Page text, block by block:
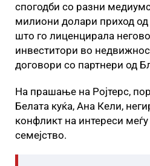
спогодби со разни
милиони долари приход од
што го лиценцирала
инвеститори во
договори со партнери од
На прашање на Ројтерс,
Белата куќа, Ана Кели,
конфликт на интереси
семејство.